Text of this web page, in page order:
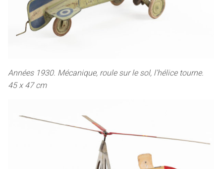
Années 1930. Mécanique, roule sur le sol, l’hélice tourne.
45 x 47 cm